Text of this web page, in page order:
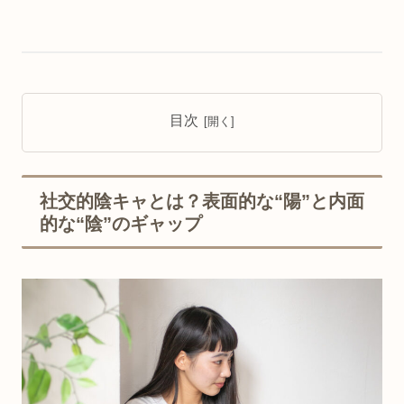
目次
社交的陰キャとは？表面的な“陽”と内面
的な“陰”のギャップ